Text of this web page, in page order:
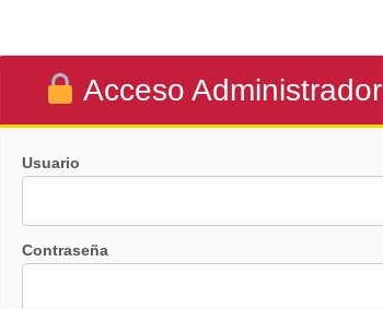
Acceso Administrador
Usuario
Contraseña